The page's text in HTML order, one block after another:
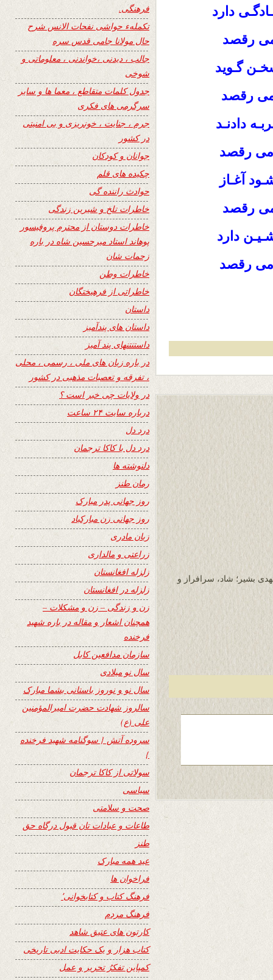
دارد
می رقصد
گـوید
می رقصد
دادنـد
می رقصد
آغـاز
می رقصد
دارد
می رقصد
بشیر؛ شاد، سرافراز و
فرهنگی.
تکملهء حواشی نفحات الانس شرح
حال مولانا جامی قدس سره
جالب ، دیدنی ،خواندنی ، معلوماتی و
شوخی
جدول کلمات متقاطع ، معما ها و سایر
سرگرمی های فکری
جرم ، جنایت ، خونریزی و بی امنیتی
در کشور
جوانان و کودکان
چکیده های قلم
حوادث راننده گی
خاطرات تلخ و شیرین زندگی
خاطرات دوستان از محترم پروفیسور
پوهاند استاد میرحسین شاه در باره
زحمات شان
خاطرات وطن
خاطراتی از فرهیختگان
داستان
داستان های پندآمیز
داستنتنهای پند آمیز
در باره زبان های ملی ، رسمی ، محلی
، تفرقه و تعصبات مذهبی در کشور
در ولایات چی خبر است ؟
درباره سایت ۲۴ ساعت
درد دل
درد دل با کاکا ترجمان
دلنوشته ها
رمان طنز
روز جهانی پدر مبارک
روز جهانی زن مبارکباد
زبان مادری
زراعتی و مالداری
زلزله افغانستان
زلزله در افغانستان
زن و زندگی – زن و مشکلات –
همچنان اشعار و مقاله در باره شهید
فرخنده
سازمان مدافعین کابل
سال نو میلادی
سال نو و نوروز باستانی بشما مبارک
سالروز شهادت حضرت امیرالمؤمنین
علی (ع)
سروده آتش { سوگنامه شهید فرخنده
}
سولاتی از کاکا ترجمان
سیاسی
صحت و سلامتی
طاعات و عبادات تان قبول درگاه حق
طنز
عید همه مبارک
فراخوان ها
فرهنگ کتاب و کتابخوانی٬
فرهنگ مردم
کارتون های عتیق شاهد
کتاب هزار و یک حکایت ادبی تاریخی
کمپاین تفکرُ تحریر و عمل